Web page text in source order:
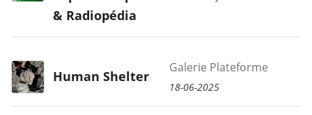
& Radiopédia
Human Shelter
Galerie Plateforme
18-06-2025